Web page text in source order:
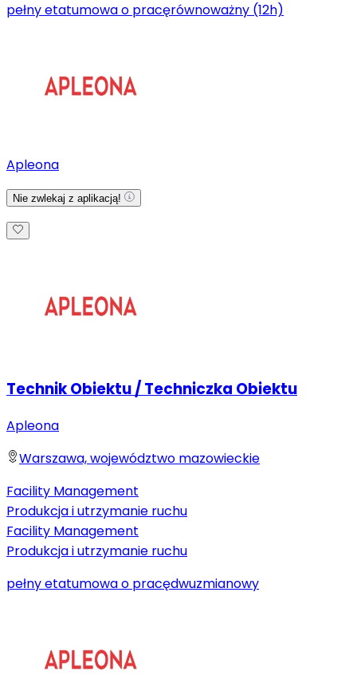
pełny etatumowa o pracęrównoważny (12h)
Apleona
Nie zwlekaj z aplikacją!
Technik Obiektu / Techniczka Obiektu
Apleona
Warszawa, województwo mazowieckie
Facility Management
Produkcja i utrzymanie ruchu
Facility Management
Produkcja i utrzymanie ruchu
pełny etatumowa o pracędwuzmianowy